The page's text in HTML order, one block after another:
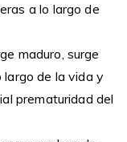
a lo largo de
maduro, surge
largo de la vida y
prematuridad del